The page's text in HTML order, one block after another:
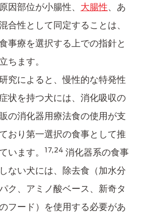
因部位が小腸性、 大腸性、あ
合性として同定​することは、
事療を選択する上での指針と
ちます。​
究によると、慢性的な特発性
状を持つ犬には、消化吸収の
の消化器用療法食の使用が支
おり第一選択の食事として推
います。
17,24 消化器系の食事
ない犬には、除去食（加水分
ク、アミノ酸ベース、新奇タ
フード）を使用する必要があ